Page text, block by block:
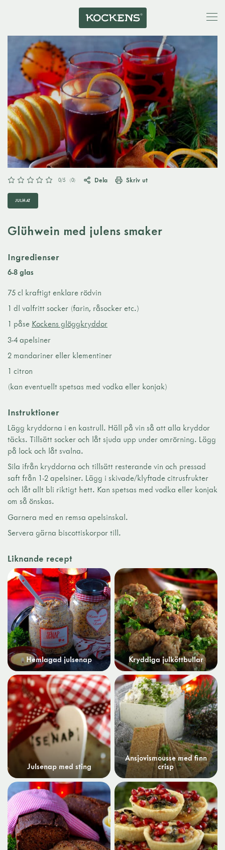
0/5 (0) Dela Skriv ut
JULMAT
Glühwein med julens smaker
Ingredienser
6-8 glas
75 cl kraftigt enklare rödvin
1 dl valfritt socker (farin, råsocker etc.)
1 påse Kockens glöggkryddor
3-4 apelsiner
2 mandariner eller klementiner
1 citron
(kan eventuellt spetsas med vodka eller konjak)
Instruktioner
Lägg kryddorna i en kastrull. Häll på vin så att alla kryddor
täcks. Tillsätt socker och låt sjuda upp under omrörning. Lägg
på lock och låt svalna.
Sila ifrån kryddorna och tillsätt resterande vin och pressad
saft från 1-2 apelsiner. Lägg i skivade/klyftade citrusfrukter
och låt allt bli riktigt hett. Kan spetsas med vodka eller konjak
om så önskas.
Garnera med en remsa apelsinskal.
Servera gärna biscottiskorpor till.
Liknande recept
Hemlagad julsenap Kryddiga julköttbullar
Julsenap med sting
Ansjovismousse med finn
crisp